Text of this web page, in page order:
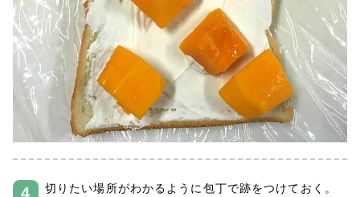
切りたい場所がわかるように包丁で跡をつけておく。